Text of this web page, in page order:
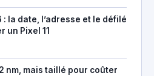
: la date, l’adresse et le défilé
un Pixel 11
nm, mais taillé pour coûter